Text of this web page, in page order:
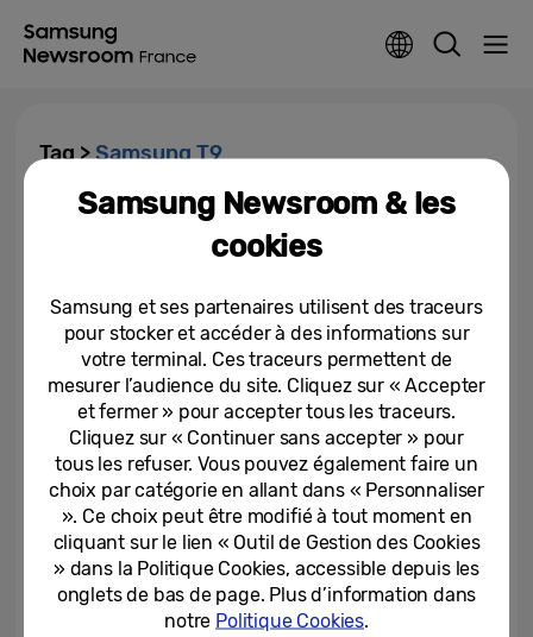
Tag >Samsung T9
Samsung sort le grand jeu de
l’innovation & de l’expérience
31-10-2023
Samsung dévoile le T9, un SSD
externe aux performances et à
la fiabilité exceptionnelles
Samsung Newsroom & les
cookies
Samsung et ses partenaires utilisent des traceurs
pour stocker et accéder à des informations sur
votre terminal. Ces traceurs permettent de
mesurer l’audience du site. Cliquez sur « Accepter
et fermer » pour accepter tous les traceurs.
Cliquez sur « Continuer sans accepter » pour
tous les refuser. Vous pouvez également faire un
choix par catégorie en allant dans « Personnaliser
». Ce choix peut être modifié à tout moment en
cliquant sur le lien « Outil de Gestion des Cookies
» dans la Politique Cookies, accessible depuis les
onglets de bas de page. Plus d’information dans
notre Politique Cookies.